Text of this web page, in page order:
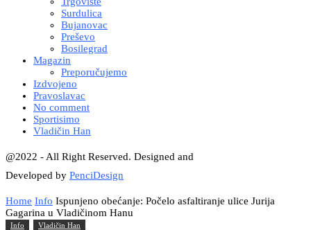
Surdulica
Bujanovac
Preševo
Bosilegrad
Magazin
Preporučujemo
Izdvojeno
Pravoslavac
No comment
Sportisimo
Vladičin Han
@2022 - All Right Reserved. Designed and
Developed by PenciDesign
Home Info Ispunjeno obećanje: Počelo asfaltiranje ulice Jurija
Gagarina u Vladičinom Hanu
Info Vladičin Han